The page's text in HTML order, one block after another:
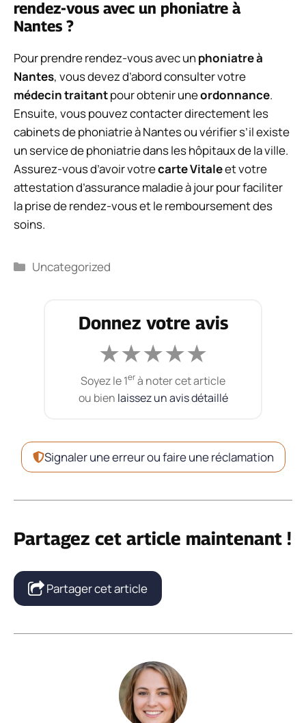
rendez-vous avec un phoniatre à
Nantes ?
Pour prendre rendez-vous avec un phoniatre à
Nantes, vous devez d’abord consulter votre
médecin traitantpour obtenir uneordonnance.
Ensuite, vous pouvez contacter directement les
cabinets de phoniatrie à Nantes ou vérifier s’il existe
un service de phoniatrie dans les hôpitaux de la ville.
Assurez-vous d’avoir votrecarte Vitaleet votre
attestation d’assurance maladie à jour pour faciliter
la prise de rendez-vous et le remboursement des
soins.
Catégories
Uncategorized
Donnez votre avis
★★★★★
Soyez le 1erà noter cet article
ou bien laissez un avis détaillé
Signaler une erreur ou faire une réclamation
Partagez cet article maintenant !
Partager cet article